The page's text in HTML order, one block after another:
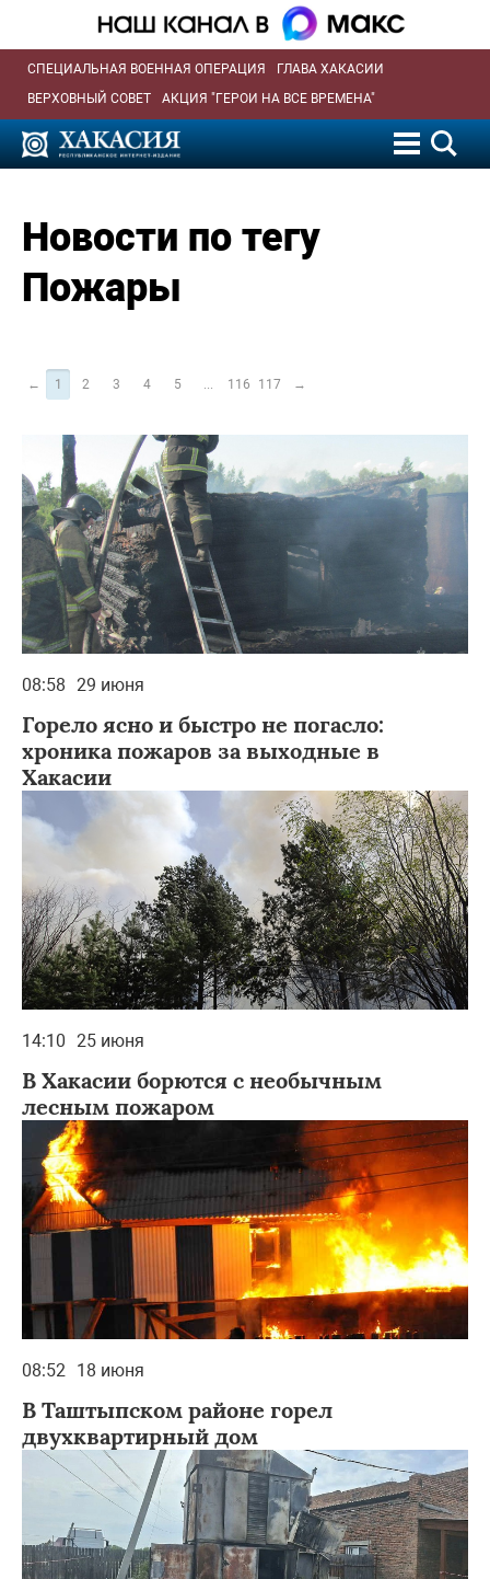
СПЕЦИАЛЬНАЯ ВОЕННАЯ ОПЕРАЦИЯ
ГЛАВА ХАКАСИИ
ВЕРХОВНЫЙ СОВЕТ
АКЦИЯ "ГЕРОИ НА ВСЕ ВРЕМЕНА"
Новости по тегу
Пожары
← 1 2 3 4 5 116 117 →
08:58 29 июня
Горело ясно и быстро не погасло:
хроника пожаров за выходные в
Хакасии
14:10 25 июня
В Хакасии борются с необычным
лесным пожаром
08:52 18 июня
В Таштыпском районе горел
двухквартирный дом